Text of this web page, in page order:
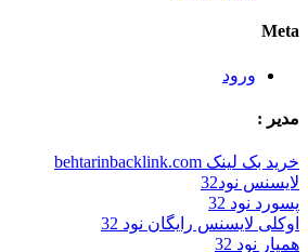
Meta
ورود
مدیر :
خرید بک لینک behtarinbacklink.com
لایسنس نود32
پسورد نود 32
اوکلی لایسنس رایگان نود 32
همیار نود 32